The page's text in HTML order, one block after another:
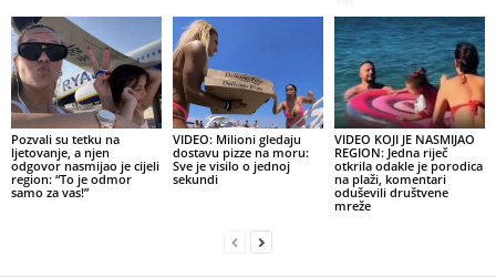
Pozvali su tetku na
ljetovanje, a njen
odgovor nasmijao je cijeli
region: “To je odmor
samo za vas!”
VIDEO: Milioni gledaju
dostavu pizze na moru:
Sve je visilo o jednoj
sekundi
VIDEO KOJI JE NASMIJAO
REGION: Jedna riječ
otkrila odakle je porodica
na plaži, komentari
oduševili društvene
mreže